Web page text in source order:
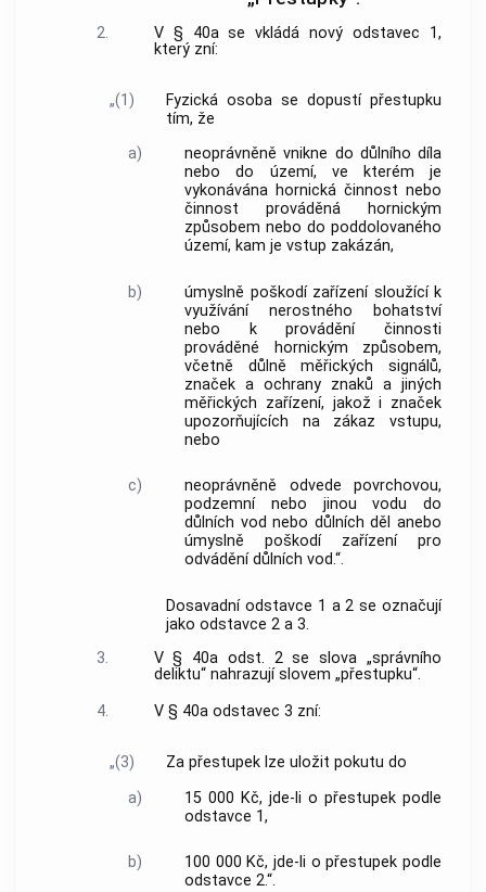
2.
V § 40a se vkládá nový odstavec 1,
který zní:
„(1)
Fyzická osoba se dopustí přestupku
tím, že
a)
neoprávněně vnikne do důlního díla
nebo do území, ve kterém je
vykonávána hornická činnost nebo
činnost prováděná hornickým
způsobem nebo do poddolovaného
území, kam je vstup zakázán,
b)
úmyslně poškodí zařízení sloužící k
využívání nerostného bohatství
nebo k provádění činnosti
prováděné hornickým způsobem,
včetně důlně měřických signálů,
značek a ochrany znaků a jiných
měřických zařízení, jakož i značek
upozorňujících na zákaz vstupu,
nebo
c)
neoprávněně odvede povrchovou,
podzemní nebo jinou vodu do
důlních vod nebo důlních děl anebo
úmyslně poškodí zařízení pro
odvádění důlních vod.“.
Dosavadní odstavce 1 a 2 se označují
jako odstavce 2 a 3.
3.
V § 40a odst. 2 se slova „správního
deliktu“ nahrazují slovem „přestupku“.
4.
V § 40a odstavec 3 zní:
„(3)
Za přestupek lze uložit pokutu do
a)
15 000 Kč, jde-li o přestupek podle
odstavce 1,
b)
100 000 Kč, jde-li o přestupek podle
odstavce 2.“.